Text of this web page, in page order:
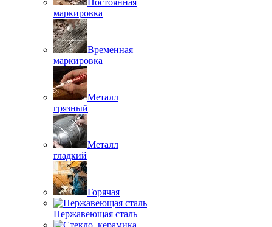
Постоянная
маркировка
Временная
маркировка
Металл
грязный
Металл
гладкий
Горячая
Нержавеющая сталь